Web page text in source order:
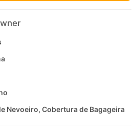
Nevoeiro, Cobertura de Bagageira